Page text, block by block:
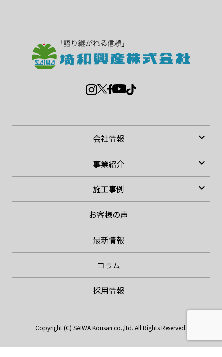
会社情報 expand_more
事業紹介 expand_more
施工事例 expand_more
お客様の声
最新情報
コラム
採用情報
Copyright (C) SAIWA Kousan co.,ltd. All Rights Reserved.